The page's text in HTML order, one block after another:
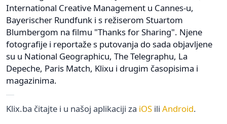
International Creative Management u Cannes-u,
Bayerischer Rundfunk i s režiserom Stuartom
Blumbergom na filmu "Thanks for Sharing". Njene
fotografije i reportaže s putovanja do sada objavljene
su u National Geographicu, The Telegraphu, La
Depeche, Paris Match, Klixu i drugim časopisima i
magazinima.
Klix.ba čitajte i u našoj aplikaciji za iOS ili Android.